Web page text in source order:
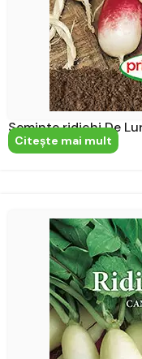
Seminte ridichi De
Citeşte mai mult